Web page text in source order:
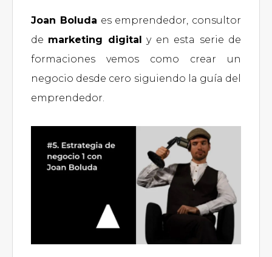
Joan Boluda es emprendedor, consultor
de marketing digital
y en esta serie de
formaciones vemos como crear un
negocio desde cero siguiendo la guía del
emprendedor.